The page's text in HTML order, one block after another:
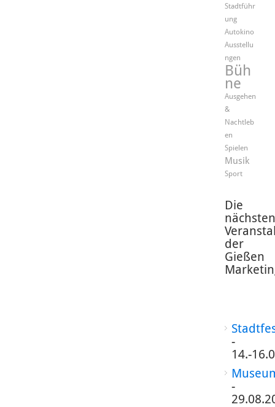
Stadtführ
ung
Autokino
Ausstellu
ngen
Büh
ne
Ausgehen
&
Nachtleb
en
Spielen
Musik
Sport
Die
nächsten
der
Gießen
-
14.-
-